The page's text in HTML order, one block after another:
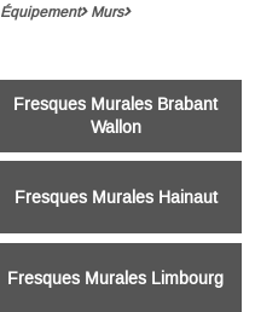
Équipement
Murs
Fresques Murales Brabant
Wallon
Fresques Murales Hainaut
Fresques Murales Limbourg